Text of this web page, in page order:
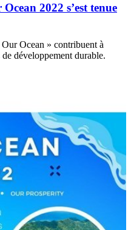
2022 s’est tenue
Ocean » contribuent à
développement durable.